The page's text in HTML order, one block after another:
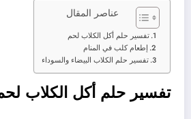
عناصر المقال
تفسير حلم أكل الكلاب لحم
إطعام كلب في المنام
تفسير حلم الكلاب البيضاء والسوداء
تفسير حلم أكل الكلاب